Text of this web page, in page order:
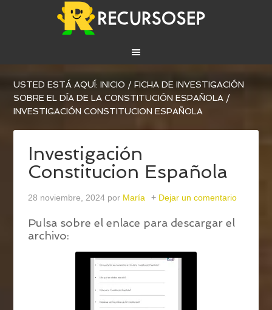
USTED ESTÁ AQUÍ:INICIO / FICHA DE INVESTIGACIÓN
SOBRE EL DÍA DE LA CONSTITUCIÓN ESPAÑOLA /
INVESTIGACIÓN CONSTITUCION ESPAÑOLA
Investigación
Constitucion Española
28 noviembre, 2024 por María Dejar un comentario
Pulsa sobre el enlace para descargar el
archivo: